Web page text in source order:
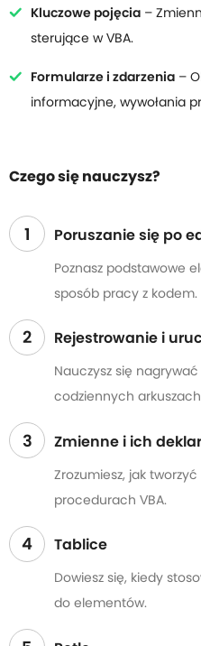
Kluczowe pojęcia –
sterujące w VBA.
Formularze i zdarzenia –
informacyjne, wywołania
Czego się nauczysz?
1 Poruszanie się po
Poznasz podstawowe
sposób pracy z kodem.
2 Rejestrowanie i
Nauczysz się
codziennych
3 Zmienne i ich
Zrozumiesz, jak
procedurach VBA.
4 Tablice
Dowiesz się, kiedy
do elementów.